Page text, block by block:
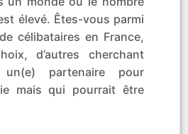
élevé. Êtes-vous parmi
célibataires en France,
d’autres cherchant
partenaire pour
mais qui pourrait être